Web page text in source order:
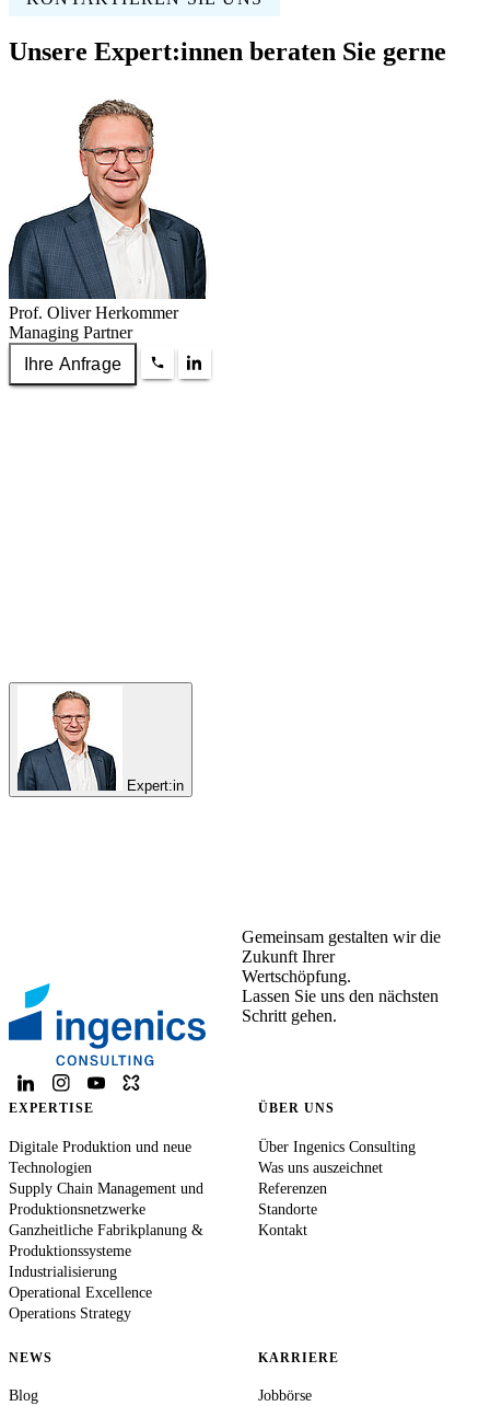
Unsere Expert:innen beraten Sie gerne
Prof. Oliver Herkommer
Managing Partner
Ihre Anfrage
Expert:in
Gemeinsam gestalten wir die
Zukunft Ihrer
Wertschöpfung.
Lassen Sie uns den nächsten
Schritt gehen.
EXPERTISE
Digitale Produktion und neue
Technologien
Supply Chain Management und
Produktionsnetzwerke
Ganzheitliche Fabrikplanung &
Produktionssysteme
Industrialisierung
Operational Excellence
Operations Strategy
ÜBER UNS
Über Ingenics Consulting
Was uns auszeichnet
Referenzen
Standorte
Kontakt
NEWS
Blog
KARRIERE
Jobbörse